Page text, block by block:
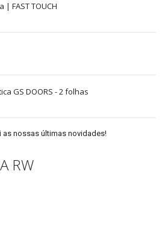
FAST TOUCH
GS DOORS - 2 folhas
as nossas últimas novidades!
RW